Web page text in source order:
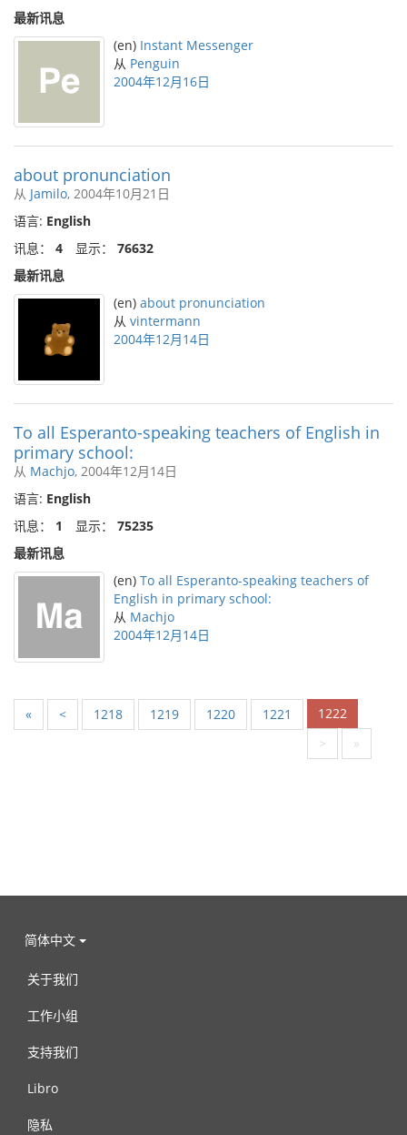
最新讯息
(en) Instant Messenger
从 Penguin
2004年12月16日
about pronunciation
从 Jamilo, 2004年10月21日
语言: English
讯息： 4 显示： 76632
最新讯息
(en) about pronunciation
从 vintermann
2004年12月14日
To all Esperanto-speaking teachers of English in
primary school:
从 Machjo, 2004年12月14日
语言: English
讯息： 1 显示： 75235
最新讯息
(en) To all Esperanto-speaking teachers of
English in primary school:
从 Machjo
2004年12月14日
« < 1218 1219 1220 1221
1222
>
»
简体中文
关于我们
工作小组
支持我们
Libro
隐私